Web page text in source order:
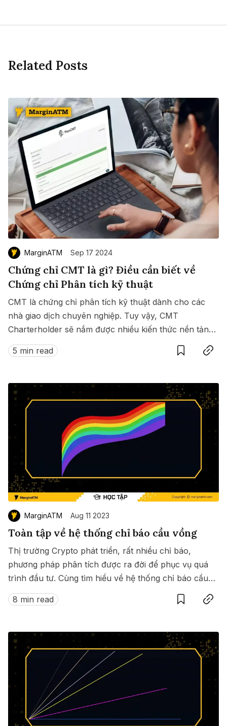
Related Posts
MarginATM Sep 17 2024
Chứng chỉ CMT là gì? Điều cần biết về
Chứng chỉ Phân tích kỹ thuật
CMT là chứng chỉ phân tích kỹ thuật dành cho các
nhà giao dịch chuyên nghiệp. Tuy vậy, CMT
Charterholder sẽ nắm được nhiều kiến thức nền tảng
khác liên quan. Do đó, đây là một chứng chỉ quan
trọng đối với nhân sự trong lĩnh vực tài chính.
5 min read
SaveCopy link
MarginATM Aug 11 2023
Toàn tập về hệ thống chỉ báo cầu vồng
Thị trường Crypto phát triển, rất nhiều chỉ báo,
phương pháp phân tích được ra đời để phục vụ quá
trình đầu tư. Cùng tìm hiểu về hệ thống chỉ báo cầu
vồng nhé.
8 min read
SaveCopy link